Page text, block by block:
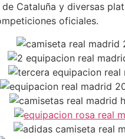
Cataluña y diversas
oficiales.